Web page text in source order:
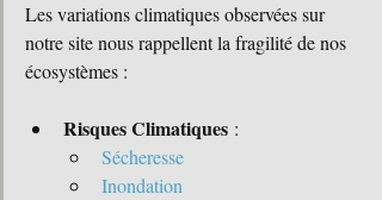
Les variations climatiques observées sur
notre site nous rappellent la fragilité de nos
écosystèmes :
Risques Climatiques :
Sécheresse
Inondation